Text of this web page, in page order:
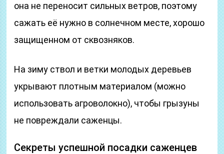
она не переносит сильных ветров, поэтому
сажать её нужно в солнечном месте, хорошо
защищенном от сквозняков.
На зиму ствол и ветки молодых деревьев
укрывают плотным материалом (можно
использовать агроволокно), чтобы грызуны
не повреждали саженцы.
Секреты успешной посадки саженцев